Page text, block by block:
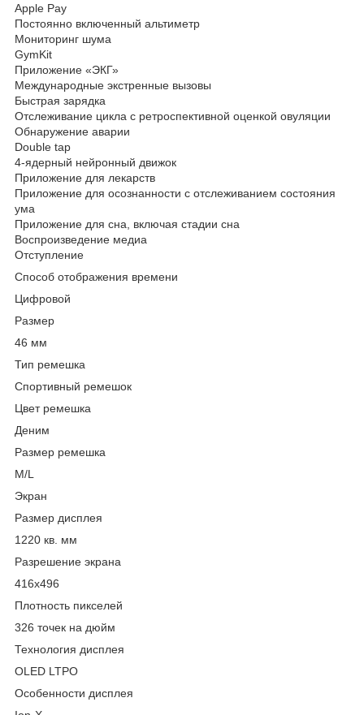
Apple Pay
Постоянно включенный альтиметр
Мониторинг шума
GymKit
Приложение «ЭКГ»
Международные экстренные вызовы
Быстрая зарядка
Отслеживание цикла с ретроспективной оценкой овуляции
Обнаружение аварии
Double tap
4-ядерный нейронный движок
Приложение для лекарств
Приложение для осознанности с отслеживанием состояния
ума
Приложение для сна, включая стадии сна
Воспроизведение медиа
Отступление
Способ отображения времени
Цифровой
Размер
46 мм
Тип ремешка
Спортивный ремешок
Цвет ремешка
Деним
Размер ремешка
M/L
Экран
Размер дисплея
1220 кв. мм
Разрешение экрана
416x496
Плотность пикселей
326 точек на дюйм
Технология дисплея
OLED LTPO
Особенности дисплея